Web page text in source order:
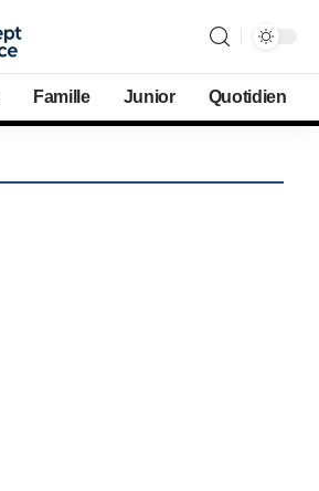
Famille Junior Quotidien